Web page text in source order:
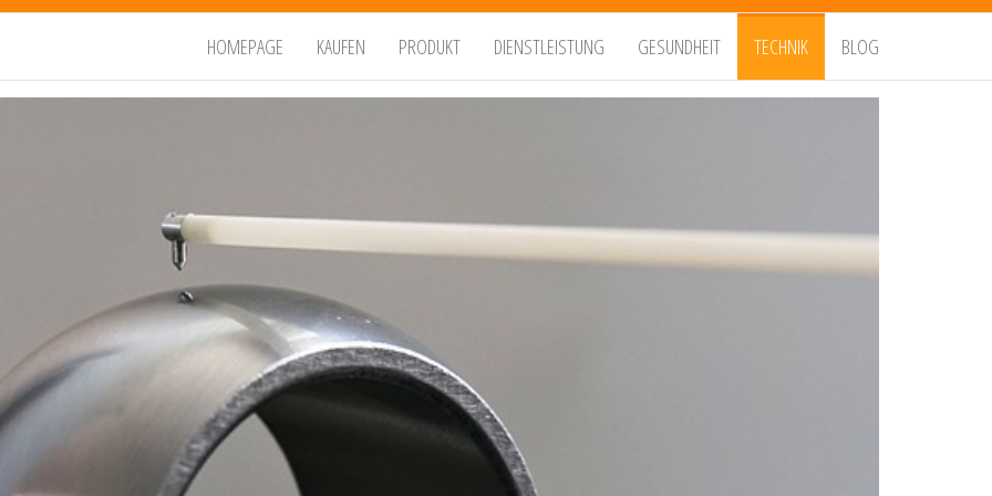
HOMEPAGE KAUFEN PRODUKT DIENSTLEISTUNG GESUNDHEIT TECHNIK BLOG